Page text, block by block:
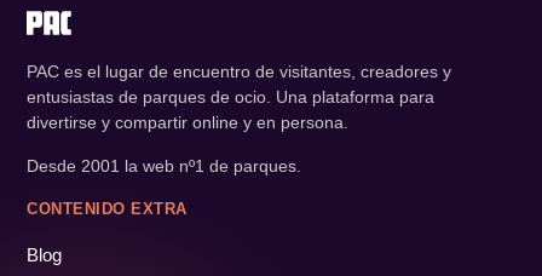
PAC es el lugar de encuentro de visitantes, creadores y
entusiastas de parques de ocio. Una plataforma para
divertirse y compartir online y en persona.
Desde 2001 la web nº1 de parques.
CONTENIDO EXTRA
Blog